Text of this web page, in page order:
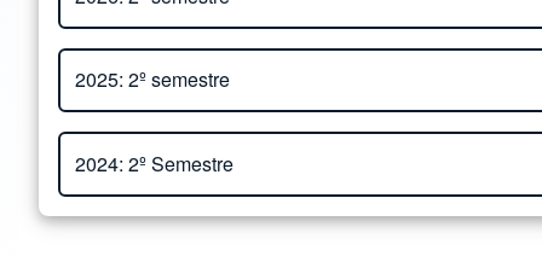
Edital de Seleção PED 2s2026_RETIFICADO
Alunos Selecionados para PED - 2s2026(60.24
2025: 2º semestre
Edital de Seleção PED - 2s2025
Alunos selecionados para PED 2º sem. 2025
2024: 2º Semestre
Edital de Seleção PED - Inscrições para o 2º